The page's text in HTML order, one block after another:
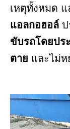
เหตุทั้งหมด แ
แอลกอฮอล์
ขับรถโดยปร
ตาย และไม่ห